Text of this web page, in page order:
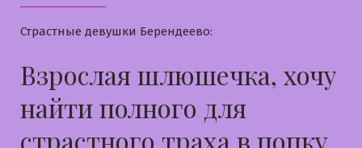
Страстные девушки Берендеево:
Взрослая шлюшечка, хочу
найти полного для
страстного траха в попку